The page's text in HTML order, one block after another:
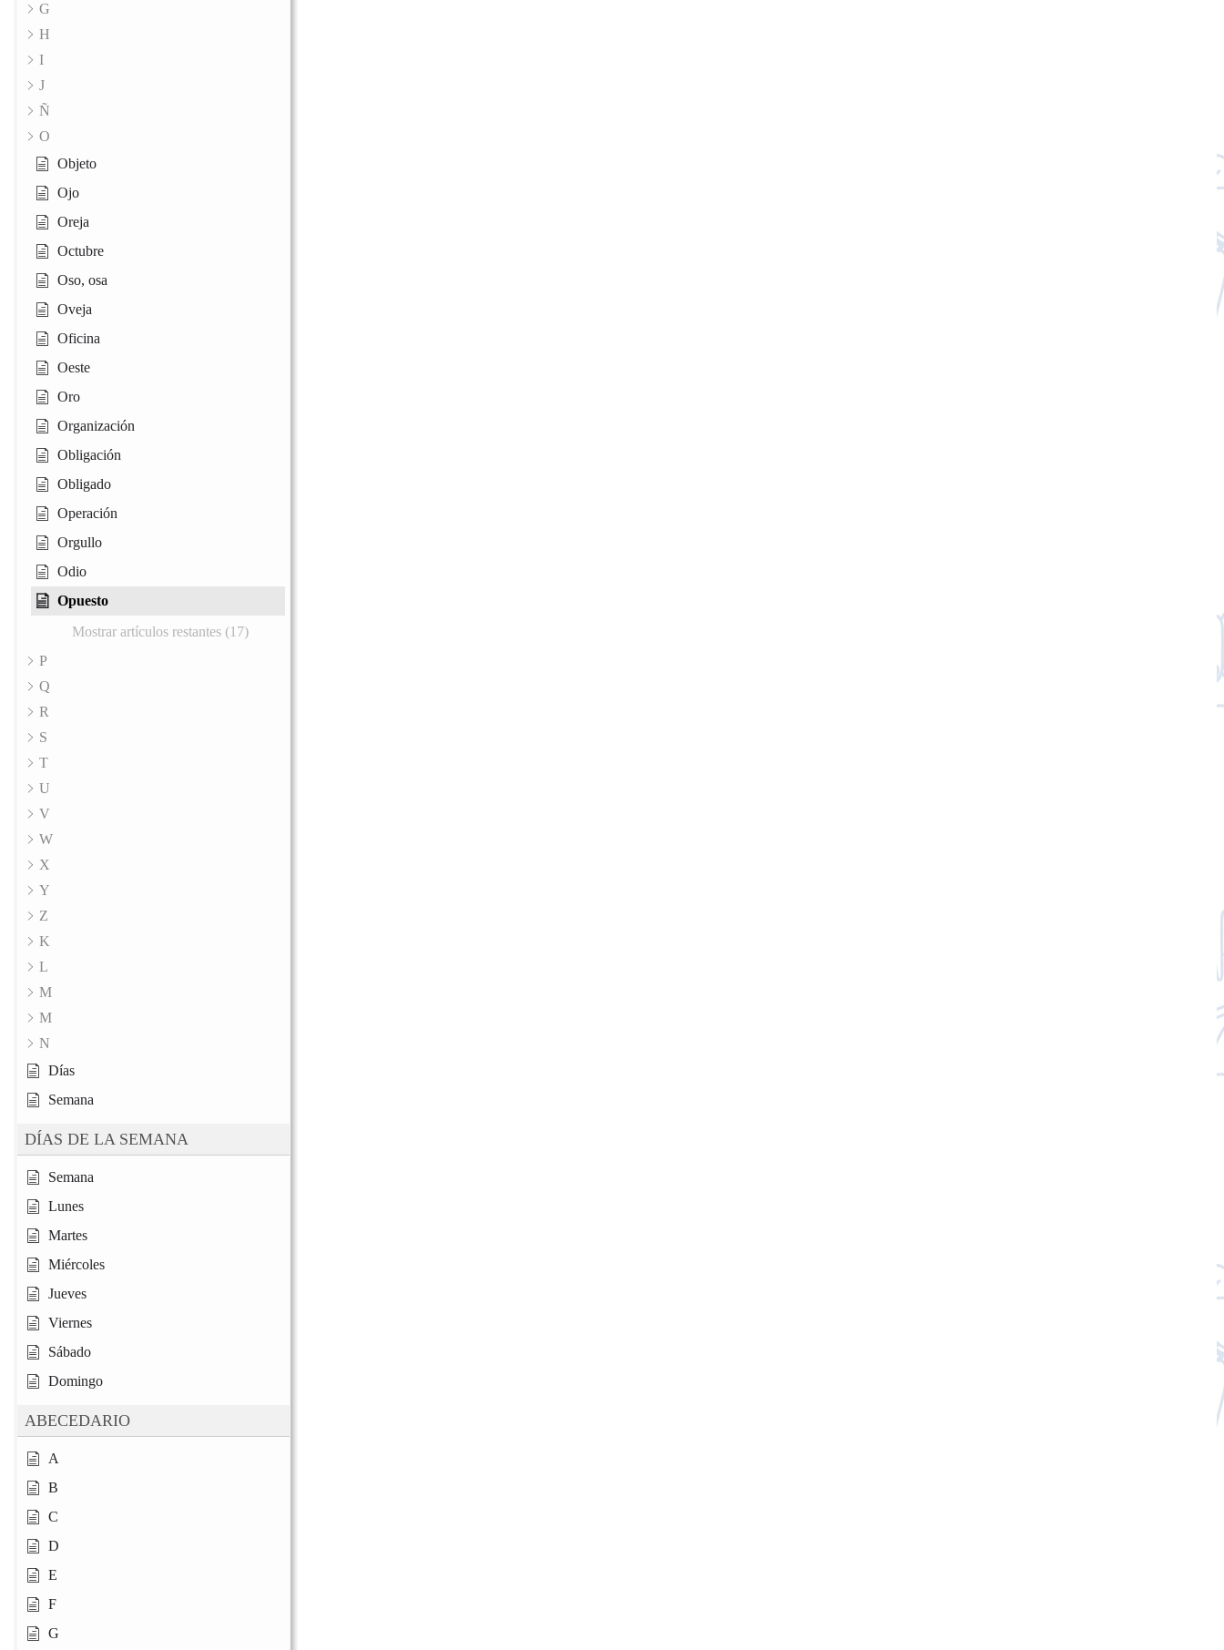
G
H
I
J
Ñ
O
Objeto
Ojo
Oreja
Octubre
Oso, osa
Oveja
Oficina
Oeste
Oro
Organización
Obligación
Obligado
Operación
Orgullo
Odio
Opuesto
Mostrar artículos restantes (17)
P
Q
R
S
T
U
V
W
X
Y
Z
K
L
M
M
N
Días
Semana
DÍAS DE LA SEMANA
Semana
Lunes
Martes
Miércoles
Jueves
Viernes
Sábado
Domingo
ABECEDARIO
A
B
C
D
E
F
G